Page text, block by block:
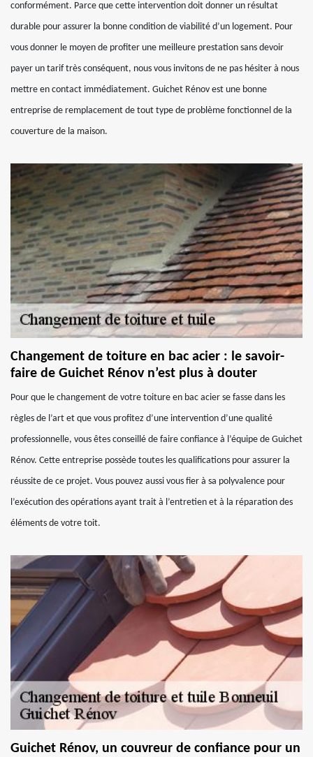
conformément. Parce que cette intervention doit donner un résultat
durable pour assurer la bonne condition de viabilité d’un logement. Pour
vous donner le moyen de profiter une meilleure prestation sans devoir
payer un tarif très conséquent, nous vous invitons de ne pas hésiter à nous
mettre en contact immédiatement. Guichet Rénov est une bonne
entreprise de remplacement de tout type de problème fonctionnel de la
couverture de la maison.
Changement de toiture en bac acier : le savoir-
faire de Guichet Rénov n’est plus à douter
Pour que le changement de votre toiture en bac acier se fasse dans les
règles de l’art et que vous profitez d’une intervention d’une qualité
professionnelle, vous êtes conseillé de faire confiance à l’équipe de Guichet
Rénov. Cette entreprise possède toutes les qualifications pour assurer la
réussite de ce projet. Vous pouvez aussi vous fier à sa polyvalence pour
l’exécution des opérations ayant trait à l’entretien et à la réparation des
éléments de votre toit.
Guichet Rénov, un couvreur de confiance pour un